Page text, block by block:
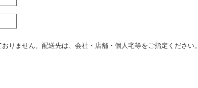
りません。配送先は、会社・店舗・個人宅等をご指定ください。